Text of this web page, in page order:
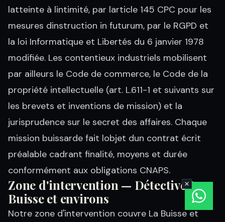
latteinte à lintimité, par larticle 145 CPC pour les
mesures dinstruction in futurum, par le RGPD et
la loi Informatique et Libertés du 6 janvier 1978
modifiée. Les contentieux industriels mobilisent
par ailleurs le Code de commerce, le Code de la
propriété intellectuelle (art. L.611-1 et suivants sur
les brevets et inventions de mission) et la
jurisprudence sur le secret des affaires. Chaque
mission buissarde fait lobjet dun contrat écrit
préalable cadrant finalité, moyens et durée
conformément aux obligations CNAPS.
Zone d'intervention — Détective La
Buisse et environs
Notre zone d'intervention couvre La Buisse et